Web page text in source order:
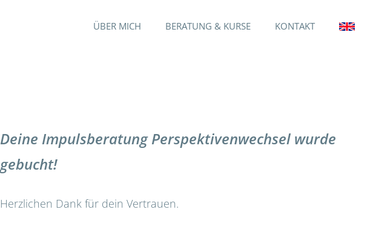
ÜBER MICH BERATUNG & KURSE KONTAKT
Deine ImpulsberatungPerspektivenwechsel wurde
gebucht!
Herzlichen Dank für dein Vertrauen.